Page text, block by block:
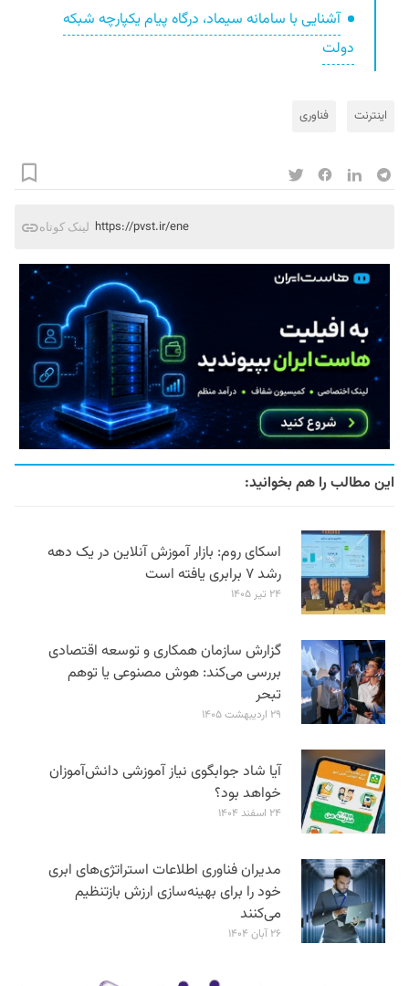
آشنایی با سامانه سیماد، درگاه پیام یکپارچه شبکه
دولت
اینترنت فناوری
لینک کوتاه https://pvst.ir/ene
این مطالب را هم بخوانید:
اسکای روم: بازار آموزش آنلاین در یک دهه
رشد ۷ برابری یافته است
۲۴ تیر ۱۴۰۵
گزارش سازمان همکاری و توسعه اقتصادی
بررسی می‌کند: هوش مصنوعی یا توهم
تبحر
۲۹ اردیبهشت ۱۴۰۵
آیا شاد جوابگوی نیاز آموزشی دانش‌آموزان
خواهد بود؟
۲۴ اسفند ۱۴۰۴
مدیران فناوری اطلاعات استراتژی‌های ابری
خود را برای بهینه‌سازی ارزش بازتنظیم
می‌کنند
۲۶ آبان ۱۴۰۴